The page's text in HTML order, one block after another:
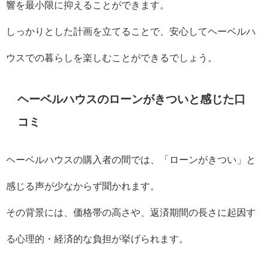
響を最小限に抑えることができます。
しっかりとした計画を立てることで、安心してヘーベルハ
ウスでの暮らしを楽しむことができるでしょう。
ヘーベルハウスのローンがきついと感じた口
コミ
ヘーベルハウスの購入者の間では、「ローンがきつい」と
感じる声が少なからず聞かれます。
その背景には、価格帯の高さや、返済期間の長さに起因す
る心理的・経済的な負担が挙げられます。